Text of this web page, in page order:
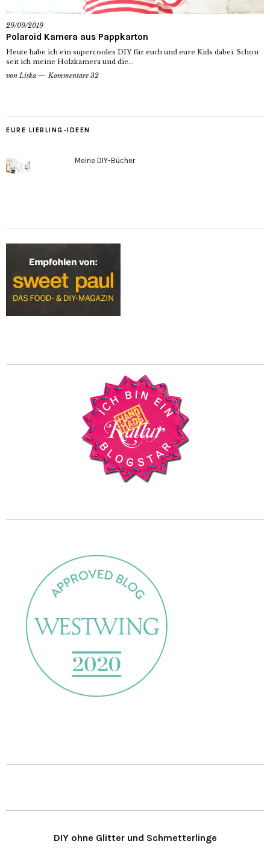
29/09/2019
Polaroid Kamera aus Pappkarton
Heute habe ich ein supercooles DIY für euch und eure Kids dabei. Schon
seit ich meine Holzkamera und die...
von Liska Kommentare 32
EURE LIEBLING-IDEEN
Meine DIY-Bücher
DIY ohne Glitter und Schmetterlinge